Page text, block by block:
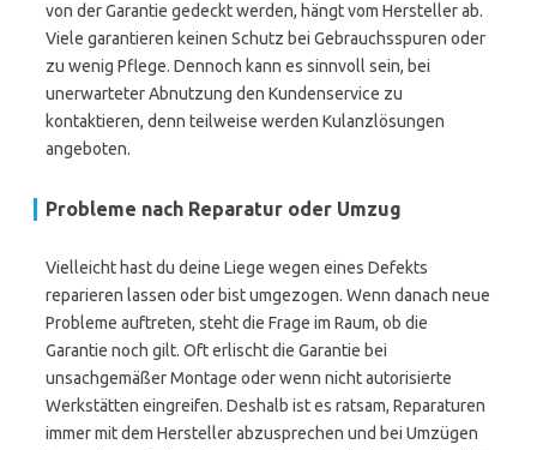
von der Garantie gedeckt werden, hängt vom Hersteller ab.
Viele garantieren keinen Schutz bei Gebrauchsspuren oder
zu wenig Pflege. Dennoch kann es sinnvoll sein, bei
unerwarteter Abnutzung den Kundenservice zu
kontaktieren, denn teilweise werden Kulanzlösungen
angeboten.
Probleme nach Reparatur oder Umzug
Vielleicht hast du deine Liege wegen eines Defekts
reparieren lassen oder bist umgezogen. Wenn danach neue
Probleme auftreten, steht die Frage im Raum, ob die
Garantie noch gilt. Oft erlischt die Garantie bei
unsachgemäßer Montage oder wenn nicht autorisierte
Werkstätten eingreifen. Deshalb ist es ratsam, Reparaturen
immer mit dem Hersteller abzusprechen und bei Umzügen